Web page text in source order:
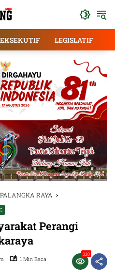
EKSEKUTIF LEGISLATIF
RAYA
Perangi
1 Min Baca
320